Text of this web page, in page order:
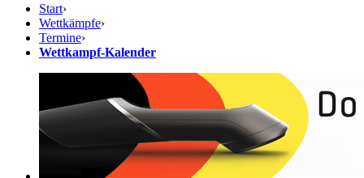
Start›
Wettkämpfe›
Termine›
Wettkampf-Kalender